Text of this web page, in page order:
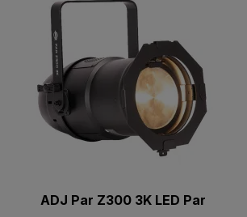
ADJ Par Z300 3K LED Par